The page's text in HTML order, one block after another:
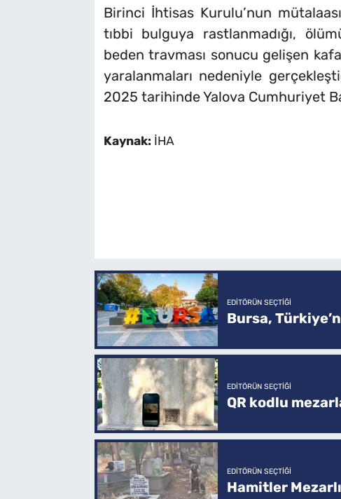
Birinci İhtisas Kurulu’nun
tıbbi bulguya rastlanmadığı,
beden travması sonucu gelişen
yaralanmaları nedeniyle
2025 tarihinde Yalova Cumhuriyet
Kaynak: İHA
EDITÖRÜN SEÇTIĞI
Bursa,
EDITÖRÜN SEÇTIĞI
QR kodlu
EDITÖRÜN SEÇTIĞI
Hamitler